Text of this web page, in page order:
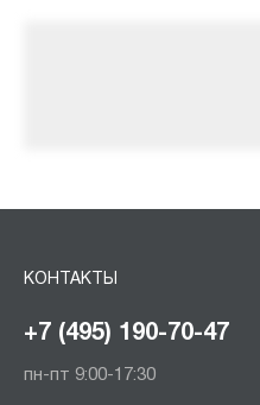
КОНТАКТЫ
+7 (495) 190-70-47
пн-пт 9:00-17:30